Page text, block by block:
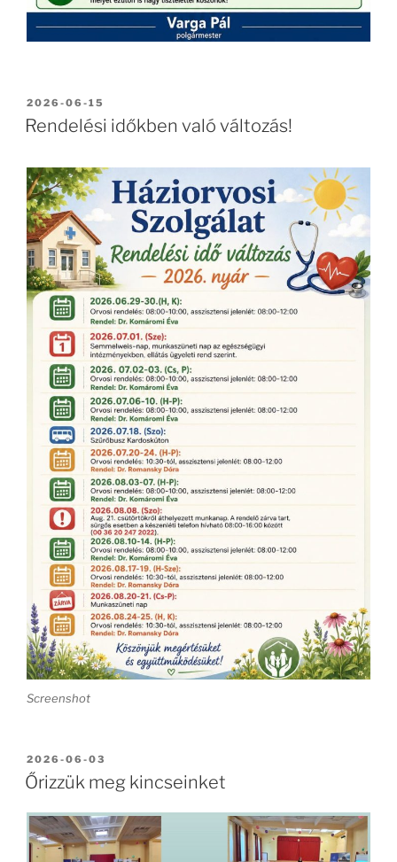
BEKÜLDVE:
2026-06-15
Rendelési időkben való változás!
Screenshot
BEKÜLDVE:
2026-06-03
Őrizzük meg kincseinket